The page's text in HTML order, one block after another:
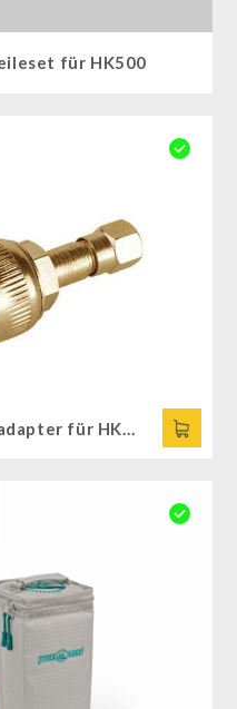
für HK500
Luftpumpenadapter für HK500 MESSING